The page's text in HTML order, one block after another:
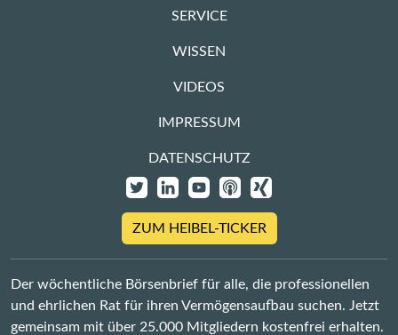
SERVICE
WISSEN
VIDEOS
IMPRESSUM
DATENSCHUTZ
ZUM HEIBEL-TICKER
Der wöchentliche Börsenbrief für alle, die professionellen
und ehrlichen Rat für ihren Vermögensaufbau suchen. Jetzt
gemeinsam mit über 25.000 Mitgliedern kostenfrei erhalten.